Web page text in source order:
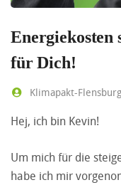
Energiekosten
für Dich!
Klimapakt-Flensburg
Hej, ich bin Kevin!
Um mich für die
habe ich mir